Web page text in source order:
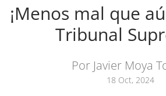
¡Menos mal que
Tribunal
Por Javier Moya
18 Oct, 2024